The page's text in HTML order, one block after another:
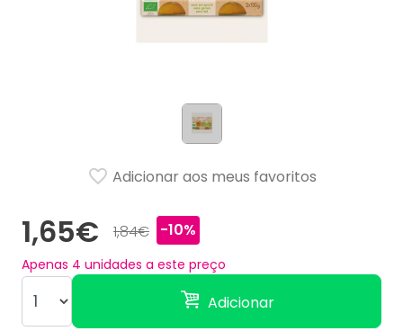
1,65€ 1,84€ -10%
Apenas 4 unidades a este preço
Adicionar
Adicionar aos meus favoritos